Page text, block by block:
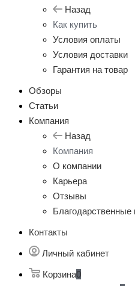
Назад
Как купить
Условия оплаты
Условия доставки
Гарантия на товар
Обзоры
Статьи
Компания
Назад
Компания
О компании
Карьера
Отзывы
Благодарственные
Контакты
Личный кабинет
Корзина0